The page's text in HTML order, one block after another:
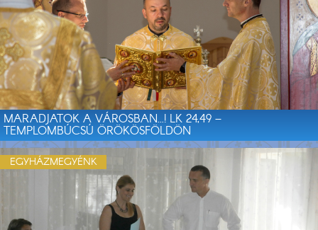
MARADJATOK A VÁROSBAN...! LK 24,49 –
TEMPLOMBÚCSÚ ÖRÖKÖSFÖLDÖN
EGYHÁZMEGYÉNK